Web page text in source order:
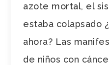
azote mortal, el
estaba colapsado
ahora? Las
de niños con